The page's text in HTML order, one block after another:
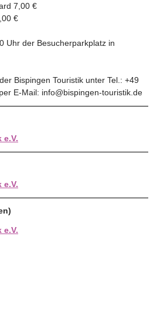
7,00 €
€
Uhr der Besucherparkplatz in
Bispingen Touristik unter Tel.: +49
E-Mail: info@bispingen-touristik.de
e.V.
e.V.
e.V.